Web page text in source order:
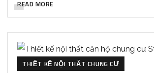
READ MORE
THIẾT KẾ NỘI THẤT CHUNG CƯ